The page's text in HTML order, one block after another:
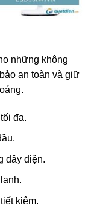
những không
an toàn và giữ
đa.
dây điện.
kiệm.